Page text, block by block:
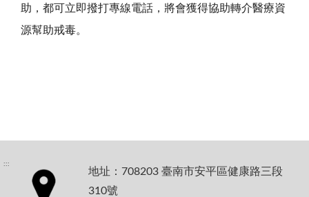
助，都可立即撥打專線電話，將會獲得協助轉介醫療資
源幫助戒毒。
:::
地址：708203 臺南市安平區健康路三段
310號